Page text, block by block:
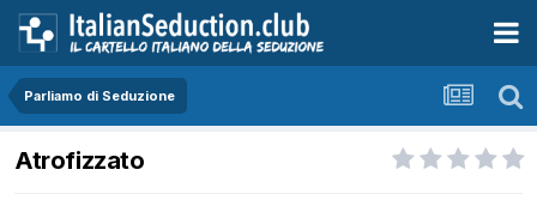
Parliamo di Seduzione
Atrofizzato